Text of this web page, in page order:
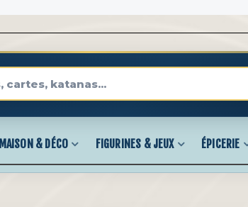
MAISON & DÉCO FIGURINES & JEUX ÉPICERIE